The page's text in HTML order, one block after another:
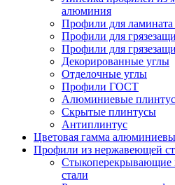
алюминия
Профили для ламината
Профили для
Профили для
Декорированные углы
Отделочные углы
Профили ГОСТ
Алюминиевые
Скрытые плинтусы
Антиплинтус
Цветовая гамма
Профили из нержавеющей
Стыкоперекрывающие
стали